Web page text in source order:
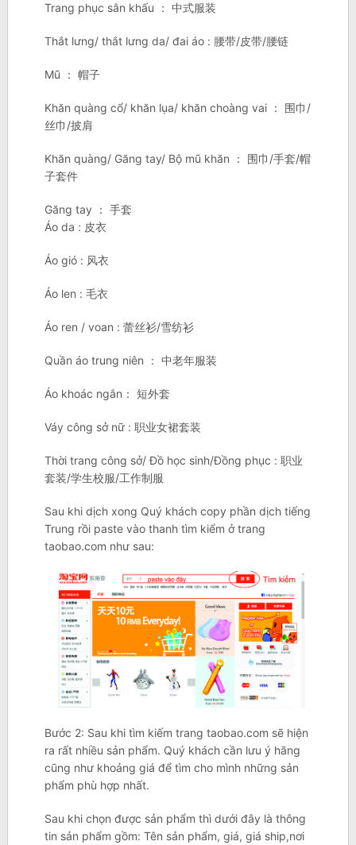
Trang phục sân khấu ： 中式服装
Thắt lưng/ thắt lưng da/ đai áo : 腰带/皮带/腰链
Mũ ： 帽子
Khăn quàng cổ/ khăn lụa/ khăn choàng vai ： 围巾/
丝巾/披肩
Khăn quàng/ Găng tay/ Bộ mũ khăn ： 围巾/手套/帽
子套件
Găng tay ： 手套
Áo da : 皮衣
Áo gió : 风衣
Áo len : 毛衣
Áo ren / voan : 蕾丝衫/雪纺衫
Quần áo trung niên ： 中老年服装
Áo khoác ngắn： 短外套
Váy công sở nữ : 职业女裙套装
Thời trang công sở/ Đồ học sinh/Đồng phục : 职业
套装/学生校服/工作制服
Sau khi dịch xong Quý khách copy phần dịch tiếng
Trung rồi paste vào thanh tìm kiểm ở trang
taobao.com như sau:
Bước 2: Sau khi tìm kiếm trang taobao.com sẽ hiện
ra rất nhiều sản phẩm. Quý khách cần lưu ý hãng
cũng như khoảng giá để tìm cho mình những sản
phẩm phù hợp nhất.
Sau khi chọn được sản phẩm thì dưới đây là thông
tin sản phẩm gồm: Tên sản phẩm, giá, giá ship,nơi